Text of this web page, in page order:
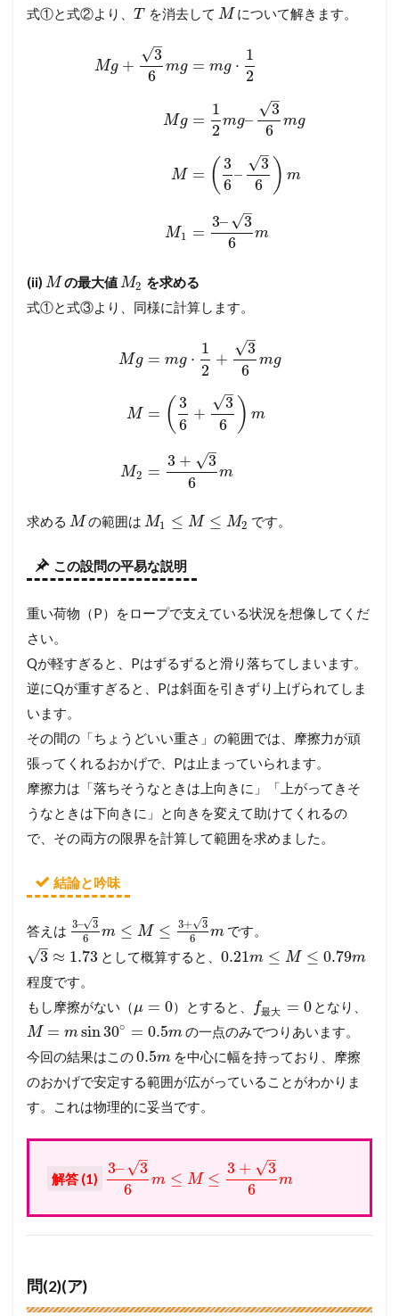
式①と式②より、 T を消去して Mについて解きます。
Mg +
3
–
√
6
mg
Mg
M
M1
= mg ⋅
1
2
=
1
2
mg–
3
–
√
6
mg
= ( 3
6
–
3
–
√
6
) m
=
3– 3
–
√
6
m
(ii) Mの最大値M2 を求める
式①と式③より、同様に計算します。
Mg
M
M2
= mg ⋅
1
2
+
3
–
√
6
mg
= ( 3
6
+
3
–
√
6
) m
=
3 + 3
–
√
6
m
求める Mの範囲は M1 ≤ M ≤ M2 です。
この設問の平易な説明
重い荷物（P）をロープで支えている状況を想像してくだ
さい。
Qが軽すぎると、Pはずるずると滑り落ちてしまいます。
逆にQが重すぎると、Pは斜面を引きずり上げられてしま
います。
その間の「ちょうどいい重さ」の範囲では、摩擦力が頑
張ってくれるおかげで、Pは止まっていられます。
摩擦力は「落ちそうなときは上向きに」「上がってきそ
うなときは下向きに」と向きを変えて助けてくれるの
で、その両方の限界を計算して範囲を求めました。
結論と吟味
答えは 3– 3
√
6
m ≤ M ≤ 3+ 3
√
6
m です。
3
–
√ ≈ 1.73 として概算すると、0.21m ≤ M ≤ 0.79m
程度です。
もし摩擦がない（μ = 0）とすると、 f最大 = 0となり、
M = m sin30∘ = 0.5mの一点のみでつりあいます。
今回の結果はこの0.5m を中心に幅を持っており、摩擦
のおかげで安定する範囲が広がっていることがわかりま
す。これは物理的に妥当です。
解答 (1)
3– 3
–
√
6
m ≤ M ≤
3 + 3
–
√
6
m
問(2)(ア)